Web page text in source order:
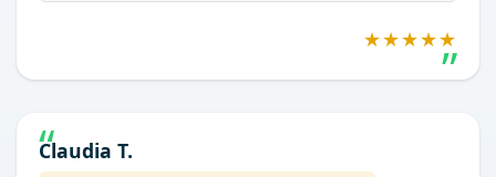
★★★★★
Claudia T.